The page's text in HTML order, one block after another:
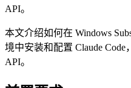
API。
本文介绍如何在 Windows
境中安装和配置 Claude
API。